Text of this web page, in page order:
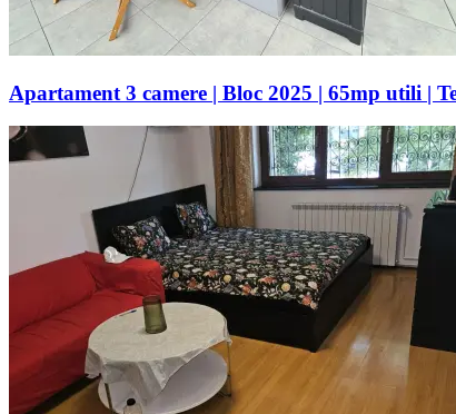
Apartament 3 camere | Bloc 2025 | 65mp utili |